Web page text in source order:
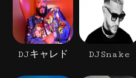
DJキャレド DJSnake